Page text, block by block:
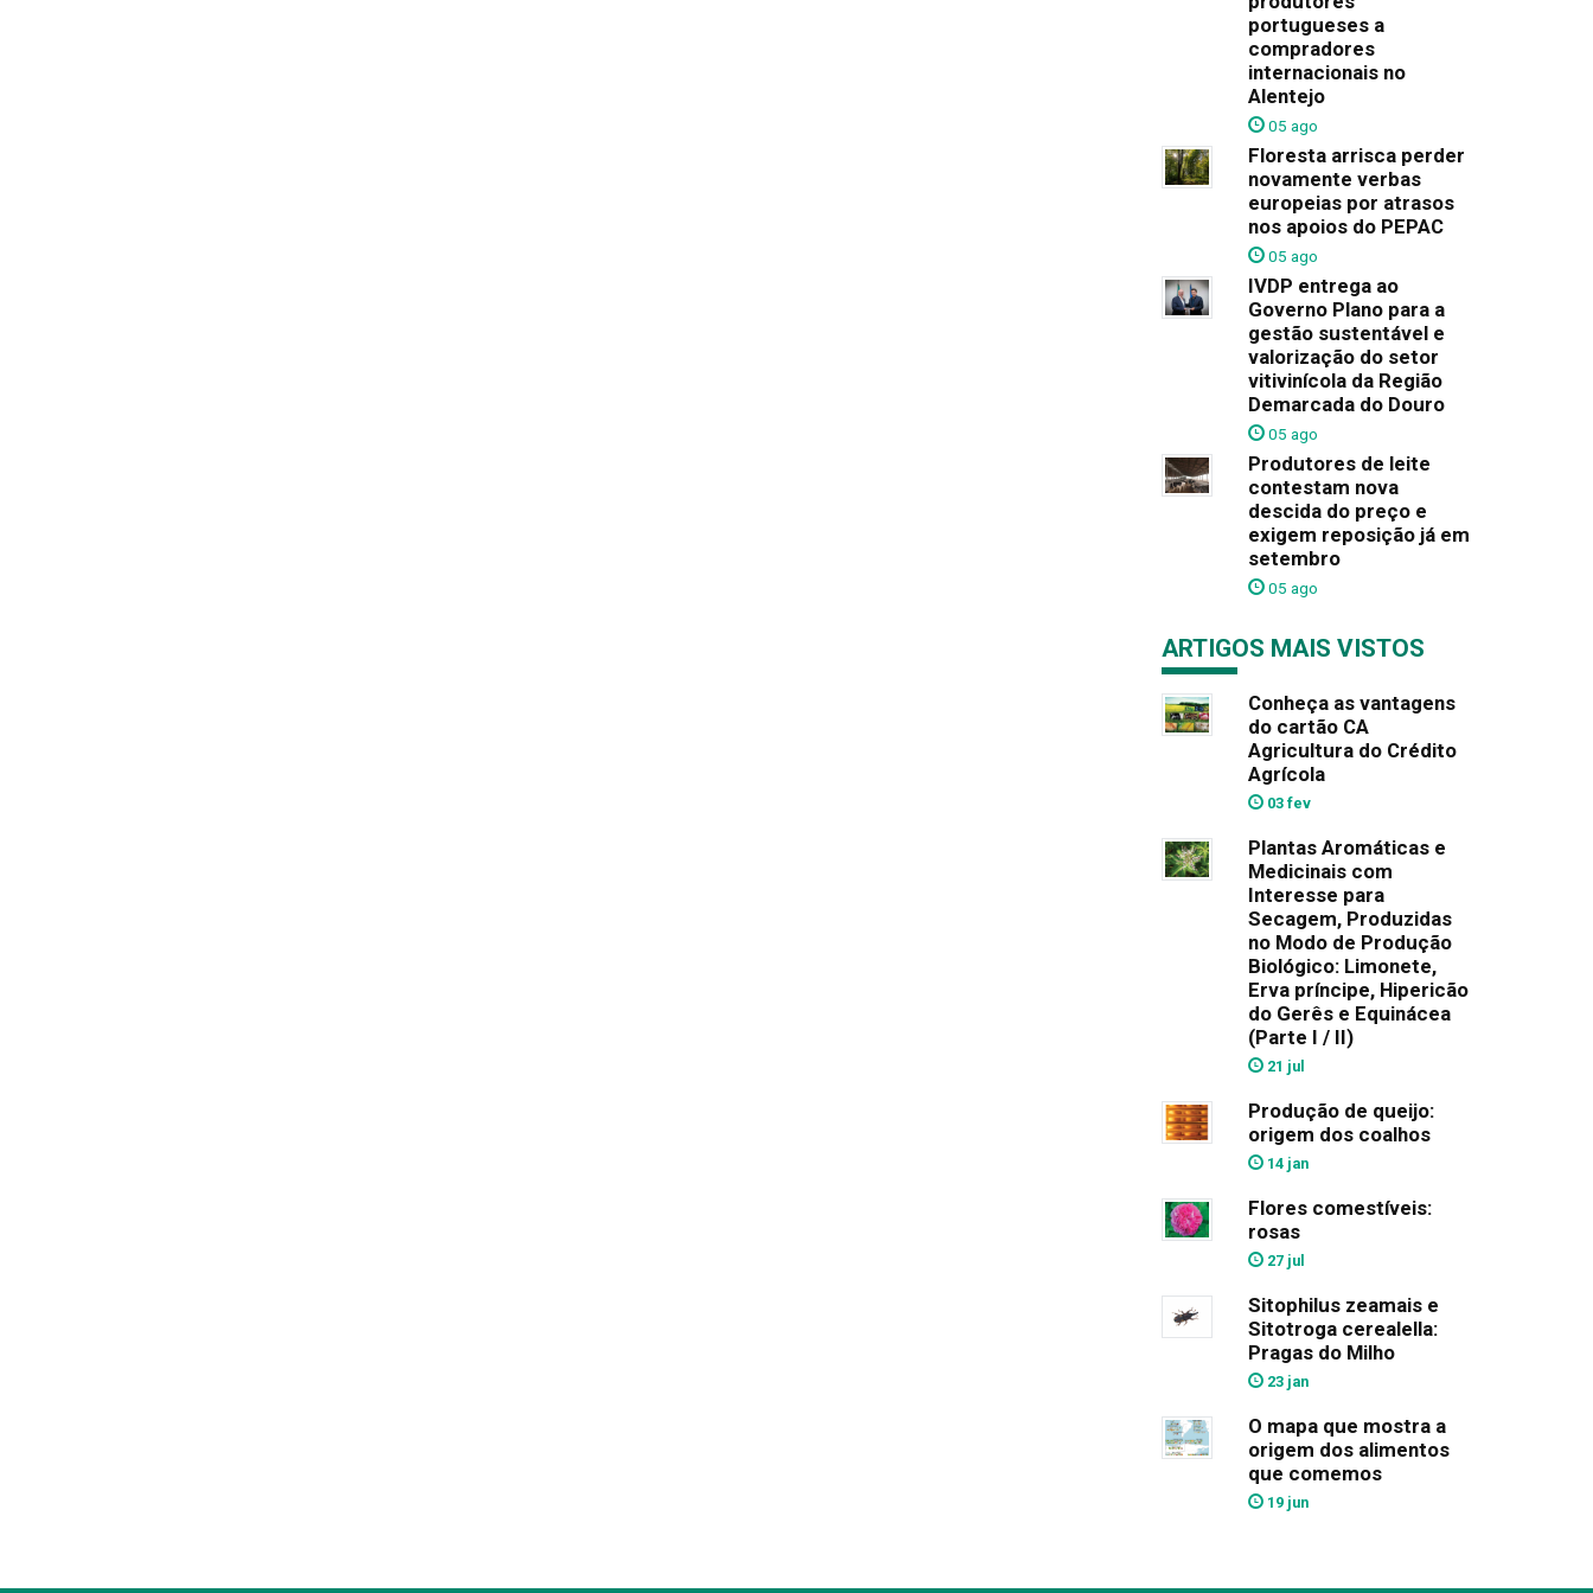
portugueses a
compradores
internacionais no
Alentejo
05 ago
Floresta arrisca perder
novamente verbas
europeias por atrasos
nos apoios do PEPAC
05 ago
IVDP entrega ao
Governo Plano para a
gestão sustentável e
valorização do setor
vitivinícola da Região
Demarcada do Douro
05 ago
Produtores de leite
contestam nova
descida do preço e
exigem reposição já em
setembro
05 ago
ARTIGOS MAIS VISTOS
Conheça as vantagens
do cartão CA
Agricultura do Crédito
Agrícola
03 fev
Plantas Aromáticas e
Medicinais com
Interesse para
Secagem, Produzidas
no Modo de Produção
Biológico: Limonete,
Erva príncipe, Hipericão
do Gerês e Equinácea
(Parte I / II)
21 jul
Produção de queijo:
origem dos coalhos
14 jan
Flores comestíveis:
rosas
27 jul
Sitophilus zeamais e
Sitotroga cerealella:
Pragas do Milho
23 jan
O mapa que mostra a
origem dos alimentos
que comemos
19 jun